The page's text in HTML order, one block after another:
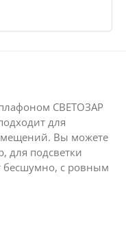
СВЕТОЗАР
для
Вы можете
для подсветки
бесшумно, с ровным